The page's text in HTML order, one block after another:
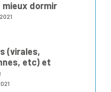
mieux dormir
(virales,
etc) et